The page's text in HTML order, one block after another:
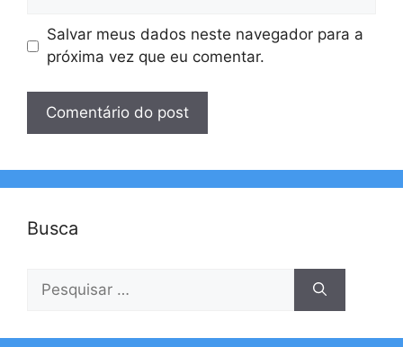
Salvar meus dados neste navegador para a
próxima vez que eu comentar.
Busca
por: